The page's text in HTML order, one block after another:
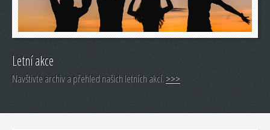
Letní akce
Navštivte archiv a přehled našich letních akcí. >>>